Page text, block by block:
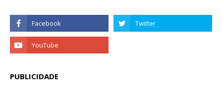
PUBLICIDADE